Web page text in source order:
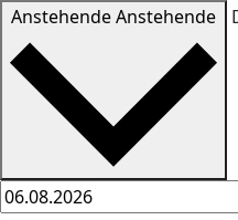
AnstehendeAnstehende